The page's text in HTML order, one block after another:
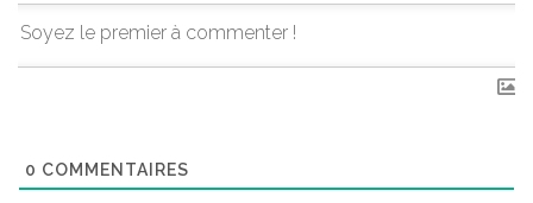
0 COMMENTAIRES